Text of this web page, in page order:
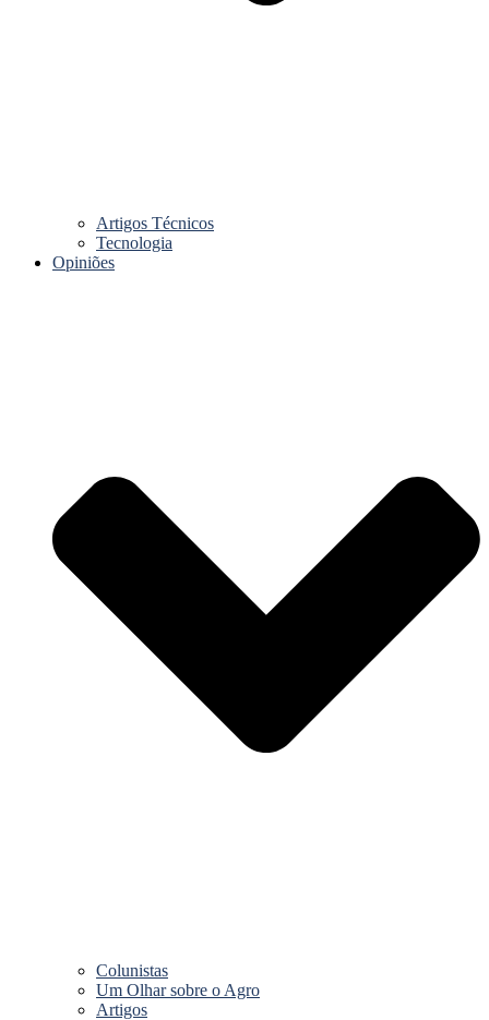
Artigos Técnicos
Tecnologia
Opiniões
Colunistas
Um Olhar sobre o Agro
Artigos